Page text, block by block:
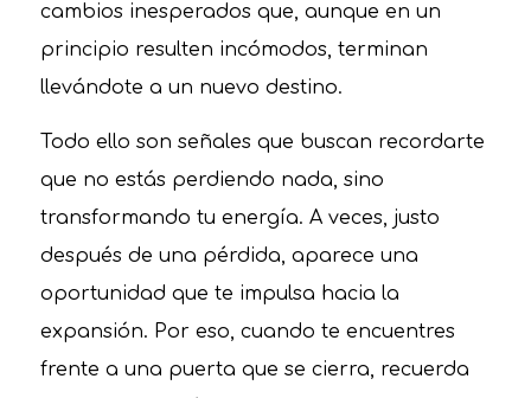
cambios inesperados que, aunque en un
principio resulten incómodos, terminan
llevándote a un nuevo destino.
Todo ello son señales que buscan recordarte
que no estás perdiendo nada, sino
transformando tu energía. A veces, justo
después de una pérdida, aparece una
oportunidad que te impulsa hacia la
expansión. Por eso, cuando te encuentres
frente a una puerta que se cierra, recuerda